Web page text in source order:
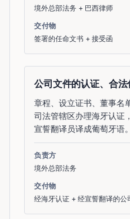
境外总部法务 + 巴西律师
交付物
签署的任命文书 + 接受函
公司文件的认证、合法
章程、设立证书、董事名
司法管辖区办理海牙认证
宣誓翻译员译成葡萄牙语。
负责方
境外总部法务
交付物
经海牙认证 + 经宣誓翻译的公